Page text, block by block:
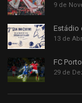
9 de
Estádio
13 de
FC
29 de